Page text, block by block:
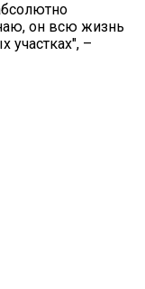
он всю жизнь
участках", –